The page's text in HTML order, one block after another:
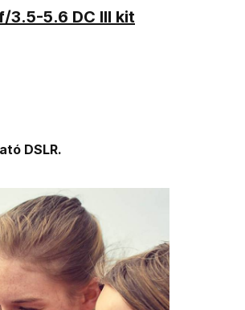
3.5-5.6 DC III kit
DSLR.